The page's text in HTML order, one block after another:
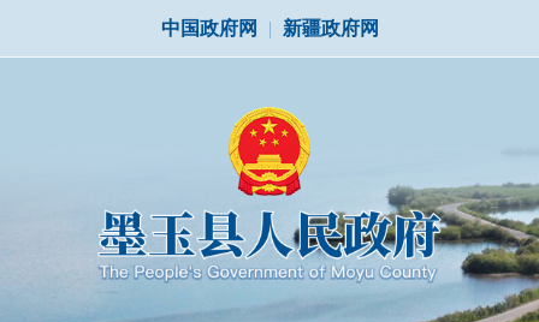
中国政府网 | 新疆政府网